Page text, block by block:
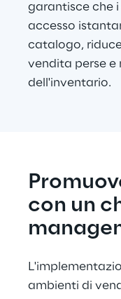
garantisce che i
accesso
catalogo,
vendita perse e
dell'inventario.
con un
ambienti di